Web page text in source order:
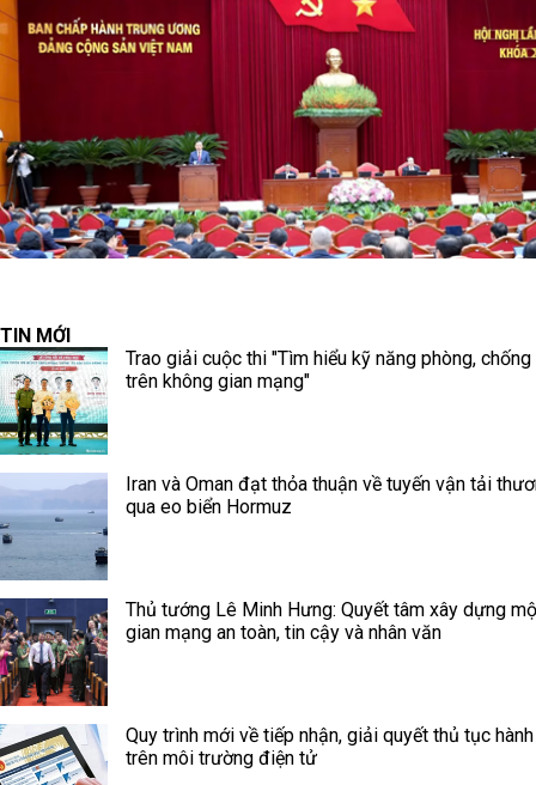
TIN MỚI
Trao giải cuộc thi "Tìm hiểu kỹ năng phòng,
trên không gian mạng"
Iran và Oman đạt thỏa thuận về tuyến vận tải
qua eo biển Hormuz
Thủ tướng Lê Minh Hưng: Quyết tâm xây dựng
gian mạng an toàn, tin cậy và nhân văn
Quy trình mới về tiếp nhận, giải quyết thủ tục
trên môi trường điện tử